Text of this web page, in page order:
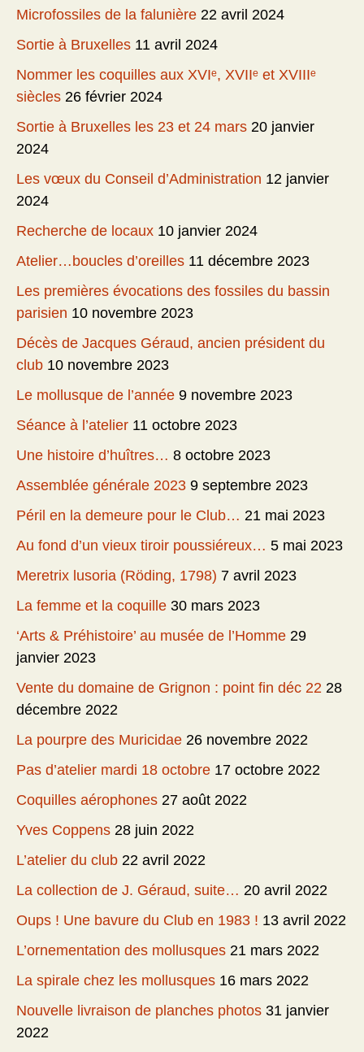
Microfossiles de la falunière 22 avril 2024
Sortie à Bruxelles 11 avril 2024
Nommer les coquilles aux XVIᵉ, XVIIᵉ et XVIIIᵉ
siècles 26 février 2024
Sortie à Bruxelles les 23 et 24 mars 20 janvier
2024
Les vœux du Conseil d’Administration 12 janvier
2024
Recherche de locaux 10 janvier 2024
Atelier…boucles d’oreilles 11 décembre 2023
Les premières évocations des fossiles du bassin
parisien 10 novembre 2023
Décès de Jacques Géraud, ancien président du
club 10 novembre 2023
Le mollusque de l’année 9 novembre 2023
Séance à l’atelier 11 octobre 2023
Une histoire d’huîtres… 8 octobre 2023
Assemblée générale 2023 9 septembre 2023
Péril en la demeure pour le Club… 21 mai 2023
Au fond d’un vieux tiroir poussiéreux… 5 mai 2023
Meretrix lusoria (Röding, 1798) 7 avril 2023
La femme et la coquille 30 mars 2023
‘Arts & Préhistoire’ au musée de l’Homme 29
janvier 2023
Vente du domaine de Grignon : point fin déc 22 28
décembre 2022
La pourpre des Muricidae 26 novembre 2022
Pas d’atelier mardi 18 octobre 17 octobre 2022
Coquilles aérophones 27 août 2022
Yves Coppens 28 juin 2022
L’atelier du club 22 avril 2022
La collection de J. Géraud, suite… 20 avril 2022
Oups ! Une bavure du Club en 1983 ! 13 avril 2022
L’ornementation des mollusques 21 mars 2022
La spirale chez les mollusques 16 mars 2022
Nouvelle livraison de planches photos 31 janvier
2022